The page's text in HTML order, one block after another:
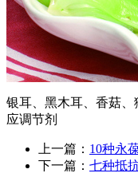
银耳、黑木耳、香菇
应调节剂
上一篇： 10种永
下一篇： 七种抵